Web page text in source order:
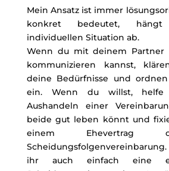
Mein Ansatz ist immer
konkret bedeutet,
individuellen Situation ab.
Wenn du mit deinem Partner
kommunizieren kannst,
deine Bedürfnisse und
ein. Wenn du willst,
Aushandeln einer
beide gut leben könnt und
einem Ehevertrag
ihr auch einfach eine